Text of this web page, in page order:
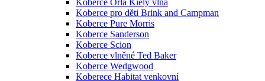
Koberce pro děti Brink and Campman
Koberce Pure Morris
Koberce Sanderson
Koberce Scion
Koberce vlněné Ted Baker
Koberce Wedgwood
Koberece Habitat venkovní